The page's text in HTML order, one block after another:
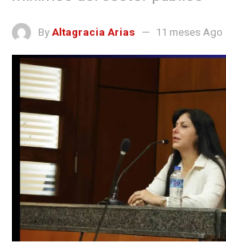
By Altagracia Arias 11 meses Ago